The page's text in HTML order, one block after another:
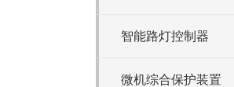
智能路灯控制器
微机综合保护装置